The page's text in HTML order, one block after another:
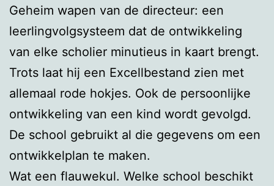
Geheim wapen van de directeur: een
leerlingvolgsysteem dat de ontwikkeling
van elke scholier minutieus in kaart brengt.
Trots laat hij een Excellbestand zien met
allemaal rode hokjes. Ook de persoonlijke
ontwikkeling van een kind wordt gevolgd.
De school gebruikt al die gegevens om een
ontwikkelplan te maken.
Wat een flauwekul. Welke school beschikt